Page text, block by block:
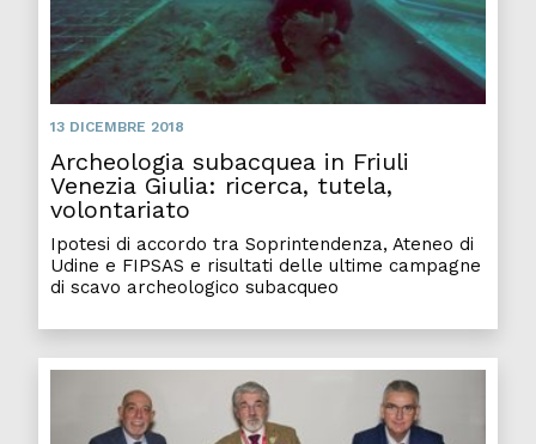
13 DICEMBRE 2018
Archeologia subacquea in Friuli
Venezia Giulia: ricerca, tutela,
volontariato
Ipotesi di accordo tra Soprintendenza, Ateneo di
Udine e FIPSAS e risultati delle ultime campagne
di scavo archeologico subacqueo